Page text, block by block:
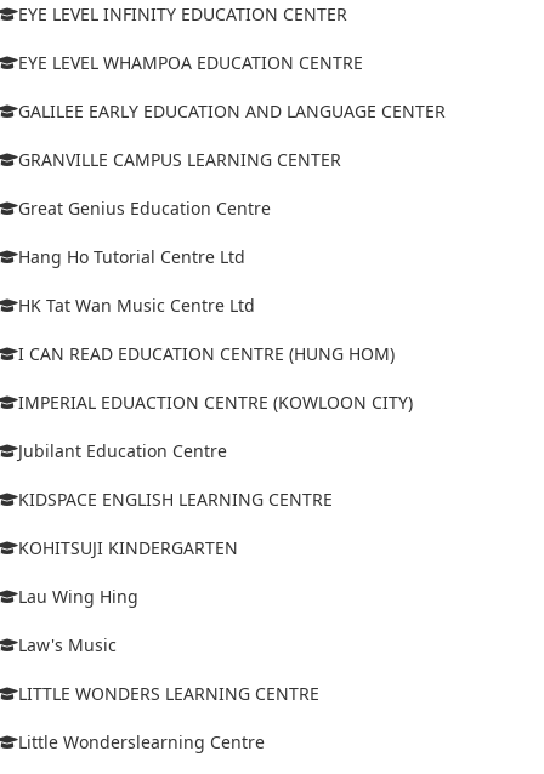
EYE LEVEL INFINITY EDUCATION CENTER
EYE LEVEL WHAMPOA EDUCATION CENTRE
GALILEE EARLY EDUCATION AND LANGUAGE CENTER
GRANVILLE CAMPUS LEARNING CENTER
Great Genius Education Centre
Hang Ho Tutorial Centre Ltd
HK Tat Wan Music Centre Ltd
I CAN READ EDUCATION CENTRE (HUNG HOM)
IMPERIAL EDUACTION CENTRE (KOWLOON CITY)
Jubilant Education Centre
KIDSPACE ENGLISH LEARNING CENTRE
KOHITSUJI KINDERGARTEN
Lau Wing Hing
Law's Music
LITTLE WONDERS LEARNING CENTRE
Little Wonderslearning Centre